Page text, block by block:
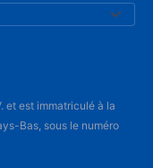
et est immatriculé à la
Bas, sous le numéro